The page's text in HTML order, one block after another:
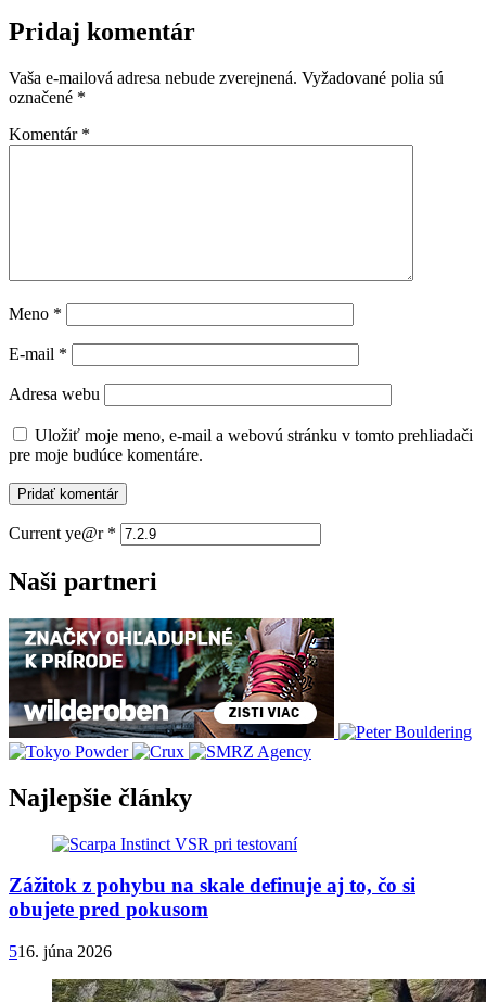
Pridaj komentár
Vaša e-mailová adresa nebude zverejnená. Vyžadované polia sú
označené *
Komentár *
Meno *
E-mail *
Adresa webu
Uložiť moje meno, e-mail a webovú stránku v tomto prehliadači
pre moje budúce komentáre.
Current ye@r *
Naši partneri
Najlepšie články
Zážitok z pohybu na skale definuje aj to, čo si
obujete pred pokusom
516. júna 2026